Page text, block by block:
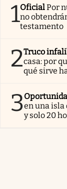
1OficialPor
no
testamento
2Truco
casa: por
qué sirve
3en una
y solo 20